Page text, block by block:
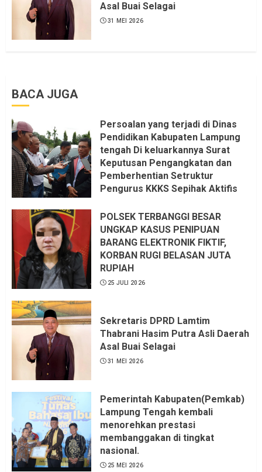
6 AGUSTUS 2026
Asal Buai Selagai
31 MEI 2026
BACA JUGA
Persoalan yang terjadi di Dinas
Pendidikan Kabupaten Lampung
tengah Di keluarkannya Surat
Keputusan Pengangkatan dan
Pemberhentian Setruktur
Pengurus KKKS Sepihak Aktifis
Sangat menantang Aturan dan
Dapat saya pastikan penuh Unsur
KKN, dan Unsur Politik.
6 AGUSTUS 2026
POLSEK TERBANGGI BESAR
UNGKAP KASUS PENIPUAN
BARANG ELEKTRONIK FIKTIF,
KORBAN RUGI BELASAN JUTA
RUPIAH
25 JULI 2026
Sekretaris DPRD Lamtim
Thabrani Hasim Putra Asli Daerah
Asal Buai Selagai
31 MEI 2026
Pemerintah Kabupaten(Pemkab)
Lampung Tengah kembali
menorehkan prestasi
membanggakan di tingkat
nasional.
25 MEI 2026